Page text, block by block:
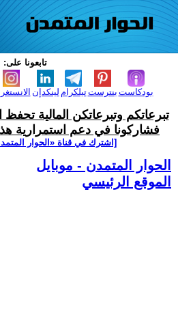
تابعونا على:
لينكدإن تيلكرامبنترست بودكاست
تبرعاتكم وتبرعاتكن المالية تحفظ
فشاركونا في دعم استمرارية
[اشترك في قناة ‫«الحوار
الحوار المتمدن - موبايل
الموقع الرئيسي